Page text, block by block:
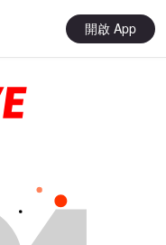
開啟 App